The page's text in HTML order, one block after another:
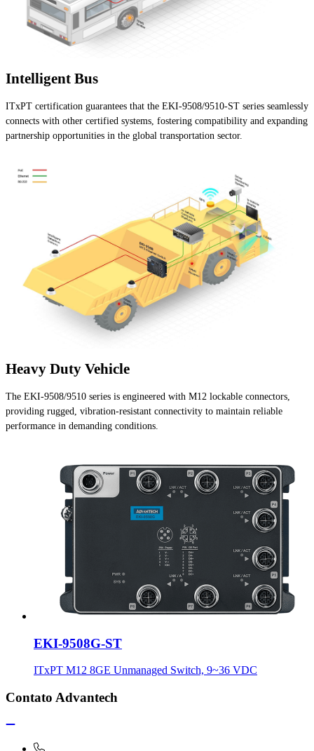
Intelligent Bus
ITxPT certification guarantees that the EKI-9508/9510-ST series seamlessly
connects with other certified systems, fostering compatibility and expanding
partnership opportunities in the global transportation sector.
Heavy Duty Vehicle
The EKI-9508/9510 series is engineered with M12 lockable connectors,
providing rugged, vibration-resistant connectivity to maintain reliable
performance in demanding conditions.
EKI-9508G-ST
ITxPT M12 8GE Unmanaged Switch, 9~36 VDC
Contato Advantech